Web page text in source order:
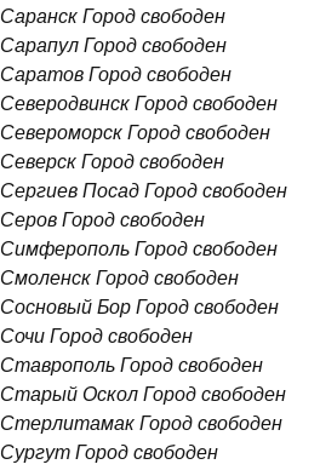
Саранск Город свободен
Сарапул Город свободен
Саратов Город свободен
Северодвинск Город свободен
Североморск Город свободен
Северск Город свободен
Сергиев Посад Город свободен
Серов Город свободен
Симферополь Город свободен
Смоленск Город свободен
Сосновый Бор Город свободен
Сочи Город свободен
Ставрополь Город свободен
Старый Оскол Город свободен
Стерлитамак Город свободен
Сургут Город свободен